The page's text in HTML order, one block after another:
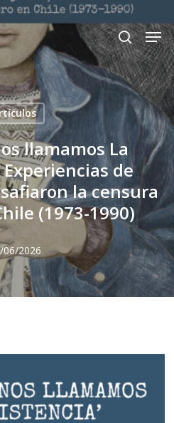
search
llamamos La
de
la censura
(1973-1990)
06/2026
Close
Menu